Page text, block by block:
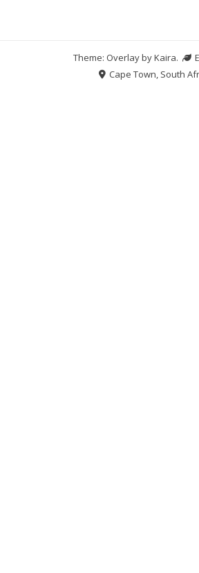
Theme: Overlay byKaira.
Cape Town, South